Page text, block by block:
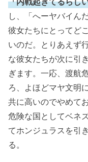
し、「へーヤバイん
彼女たちにとってど
いのだ。とりあえず
な彼女たちが次に引
ぎます。一応、渡航
ろ、よほどマヤ文明
共に高いのでやめて
危険な国としてベネ
てホンジュラスを引
る。